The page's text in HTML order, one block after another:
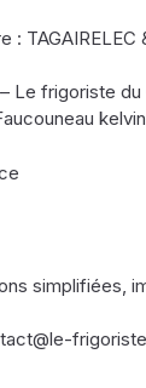
: TAGAIRELEC
Le frigoriste du
simplifiées,